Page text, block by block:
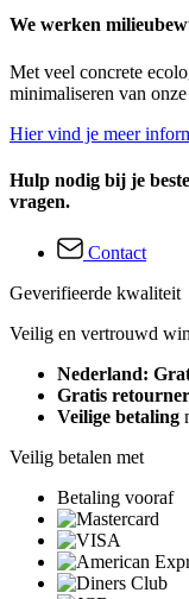
We werken
Met veel concrete
minimaliseren van
Hier vind je meer
Hulp nodig bij je
vragen.
Contact
Geverifieerde kwaliteit
Veilig en vertrouwd
Nederland:
Gratis
Veilige betaling
Veilig betalen met
Betaling vooraf